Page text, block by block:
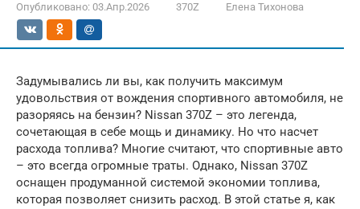
Опубликовано: 03.Апр.2026 370Z Елена Тихонова
Задумывались ли вы, как получить максимум
удовольствия от вождения спортивного автомобиля, не
разоряясь на бензин? Nissan 370Z – это легенда,
сочетающая в себе мощь и динамику. Но что насчет
расхода топлива? Многие считают, что спортивные авто
– это всегда огромные траты. Однако, Nissan 370Z
оснащен продуманной системой экономии топлива,
которая позволяет снизить расход. В этой статье я, как